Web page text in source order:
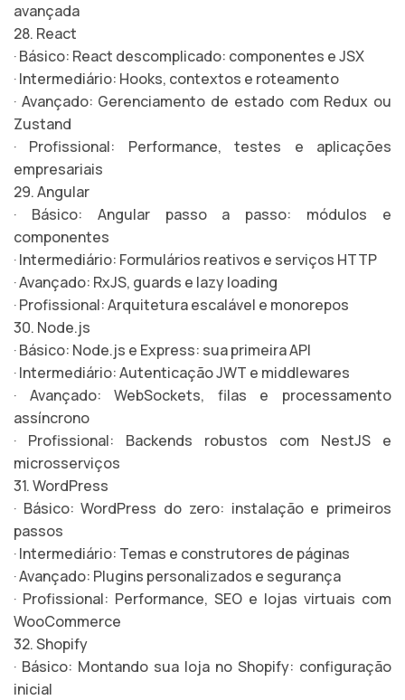
avançada
28. React
· Básico: React descomplicado: componentes e JSX
· Intermediário: Hooks, contextos e roteamento
· Avançado: Gerenciamento de estado com Redux ou
Zustand
· Profissional: Performance, testes e aplicações
empresariais
29. Angular
· Básico: Angular passo a passo: módulos e
componentes
· Intermediário: Formulários reativos e serviços HTTP
· Avançado: RxJS, guards e lazy loading
· Profissional: Arquitetura escalável e monorepos
30. Node.js
· Básico: Node.js e Express: sua primeira API
· Intermediário: Autenticação JWT e middlewares
· Avançado: WebSockets, filas e processamento
assíncrono
· Profissional: Backends robustos com NestJS e
microsserviços
31. WordPress
· Básico: WordPress do zero: instalação e primeiros
passos
· Intermediário: Temas e construtores de páginas
· Avançado: Plugins personalizados e segurança
· Profissional: Performance, SEO e lojas virtuais com
WooCommerce
32. Shopify
· Básico: Montando sua loja no Shopify: configuração
inicial